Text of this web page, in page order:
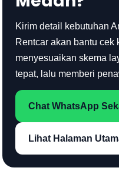
Kirim detail kebutuhan
Rentcar akan bantu cek
menyesuaikan skema
tepat, lalu memberi
Chat WhatsApp
Lihat Halaman